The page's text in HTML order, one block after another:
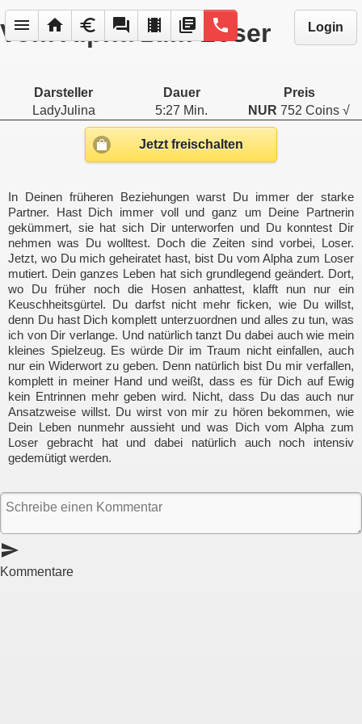
menu home euro forum local_movies library_books phone Login
Vom Alpha zum Loser
Darsteller Dauer
Preis
LadyJulina
5:27 Min. NUR 752 Coins √
Jetzt freischalten
In Deinen früheren Beziehungen warst Du immer der starke
Partner. Hast Dich immer voll und ganz um Deine Partnerin
gekümmert, sie hat sich Dir unterworfen und Du konntest Dir
nehmen was Du wolltest. Doch die Zeiten sind vorbei, Loser.
Jetzt, wo Du mich geheiratet hast, bist Du vom Alpha zum Loser
mutiert. Dein ganzes Leben hat sich grundlegend geändert. Dort,
wo Du früher noch die Hosen anhattest, klafft nun nur ein
Keuschheitsgürtel. Du darfst nicht mehr ficken, wie Du willst,
denn Du hast Dich komplett unterzuordnen und alles zu tun, was
ich von Dir verlange. Und natürlich tanzt Du dabei auch wie mein
kleines Spielzeug. Es würde Dir im Traum nicht einfallen, auch
nur ein Widerwort zu geben. Denn natürlich bist Du mir verfallen,
komplett in meiner Hand und weißt, dass es für Dich auf Ewig
kein Entrinnen mehr geben wird. Nicht, dass Du das auch nur
Ansatzweise willst. Du wirst von mir zu hören bekommen, wie
Dein Leben nunmehr aussieht und was Dich vom Alpha zum
Loser gebracht hat und dabei natürlich auch noch intensiv
gedemütigt werden.
send
Kommentare